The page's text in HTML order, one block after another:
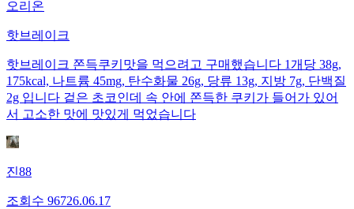
오리온
핫브레이크
핫브레이크 쫀득쿠키맛을 먹으려고 구매했습니다 1개당 38g,
175kcal, 나트륨 45mg, 탄수화물 26g, 당류 13g, 지방 7g, 단백질
2g 입니다 겉은 초코인데 속 안에 쫀득한 쿠키가 들어가 있어
서 고소한 맛에 맛있게 먹었습니다
진88
조회수 96726.06.17